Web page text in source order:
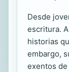
Desde
escritura.
historias
embargo,
exentos